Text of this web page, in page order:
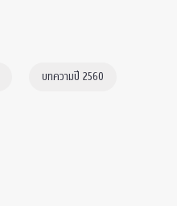
บทความปี 2560